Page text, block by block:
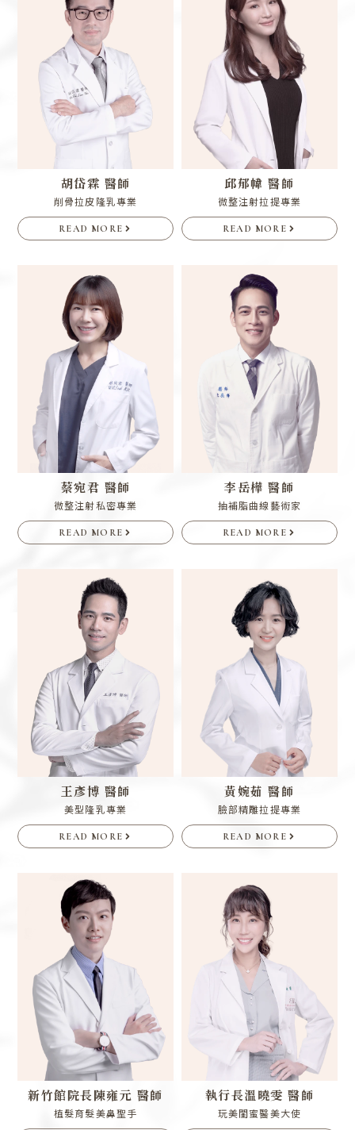
胡岱霖 醫師
削骨拉皮隆乳專業
READ MORE
邱郁幃 醫師
微整注射拉提專業
READ MORE
蔡宛君 醫師
微整注射私密專業
READ MORE
李岳樺 醫師
抽補脂曲線藝術家
READ MORE
王彥博 醫師
美型隆乳專業
READ MORE
黃婉茹 醫師
臉部精雕拉提專業
READ MORE
新竹館院長陳雍元 醫師
植髮育髮美鼻聖手
執行長溫曉雯 醫師
玩美閨蜜醫美大使